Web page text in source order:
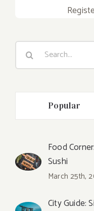
Search
Popular
Food
Sushi
March 25th,
City Guide: